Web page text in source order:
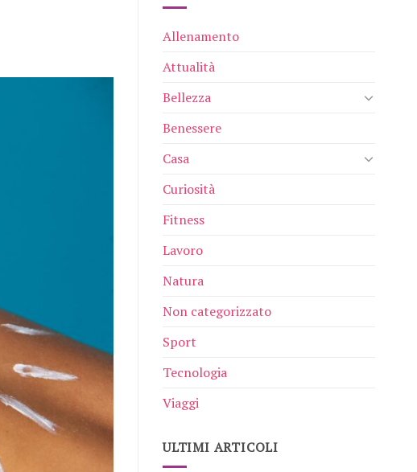
Allenamento
Attualità
Bellezza
Benessere
Casa
Curiosità
Fitness
Lavoro
Natura
Non categorizzato
Sport
Tecnologia
Viaggi
ULTIMI ARTICOLI